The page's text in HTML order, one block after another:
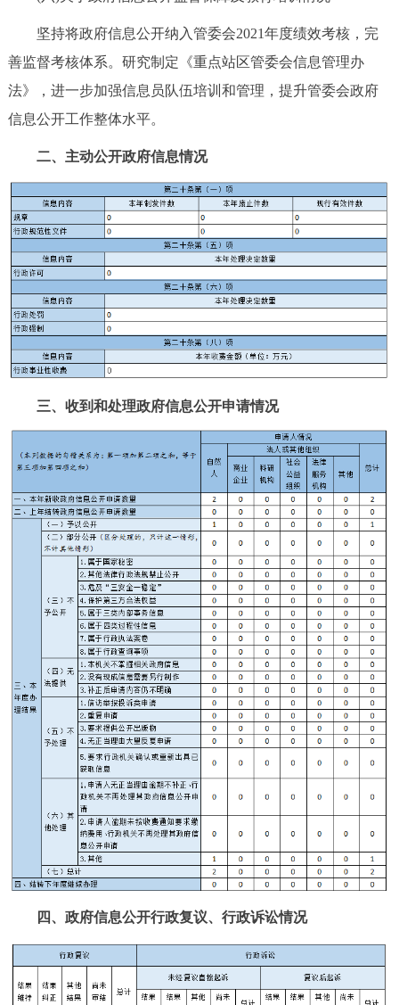
坚持将政府信息公开纳入管委会2021年度绩效考核，完
善监督考核体系。研究制定《重点站区管委会信息管理办
法》，进一步加强信息员队伍培训和管理，提升管委会政府
信息公开工作整体水平。
二、主动公开政府信息情况
三、收到和处理政府信息公开申请情况
四、政府信息公开行政复议、行政诉讼情况